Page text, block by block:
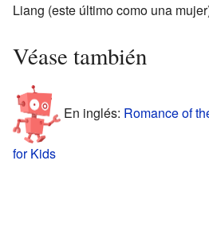
Liang (este último como una
Véase también
En inglés: Romance of
for Kids